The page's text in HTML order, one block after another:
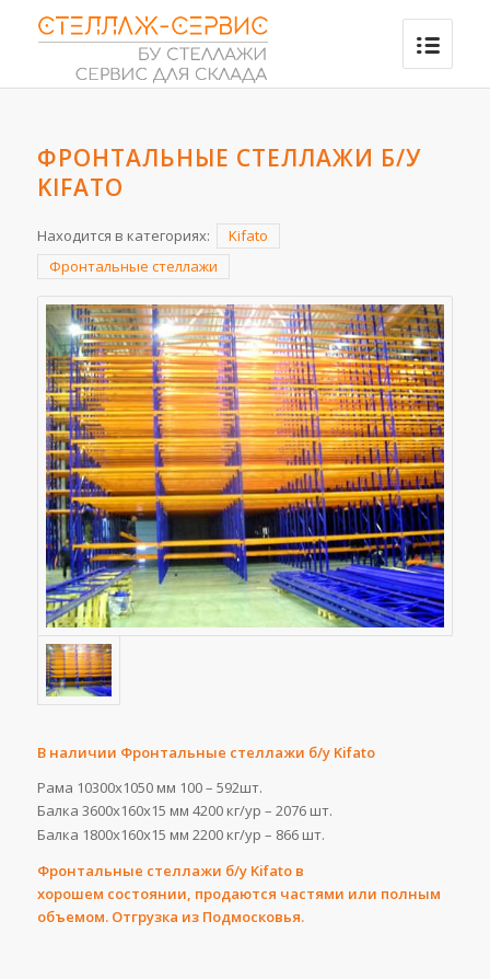
ФРОНТАЛЬНЫЕ СТЕЛЛАЖИ Б/У
KIFATO
Находится в категориях:
Kifato
Фронтальные стеллажи
В наличии Фронтальные стеллажи б/у Kifato
Рама 10300х1050 мм 100 – 592шт.
Балка 3600х160х15 мм 4200 кг/ур – 2076 шт.
Балка 1800х160х15 мм 2200 кг/ур – 866 шт.
Фронтальные стеллажи б/у Kifato в
хорошем состоянии, продаются частями или полным
объемом. Отгрузка из Подмосковья.